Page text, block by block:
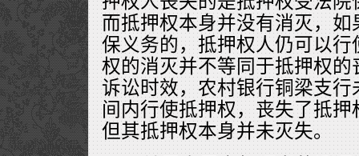
而抵押权本身并没有消灭，
保义务的，抵押权人仍可以
权的消灭并不等同于抵押权
诉讼时效，农村银行铜梁支
间内行使抵押权，丧失了抵
但其抵押权本身并未灭失。